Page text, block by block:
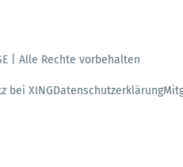
| Alle Rechte vorbehalten
bei XINGDatenschutzerklärung